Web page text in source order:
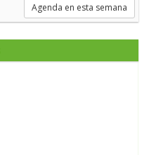
Agenda en esta semana